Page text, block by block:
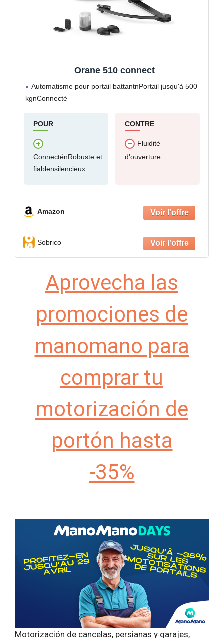
Orane 510 connect
Automatisme pour portail battantnPortail jusqu'à 500
kgnConnecté
POUR
ConnecténRobuste et
fiablensilencieux
CONTRE
Fluidité
d'ouverture
Amazon
Sobrico
Aprovecha las
promociones de
manomano para
comprar tu
motorización de
portón hasta
-35%
Motorización de cancelas, persianas y garajes,